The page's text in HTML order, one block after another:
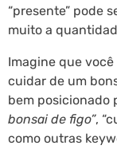
“presente” pode
muito a
Imagine que
cuidar de um
bem posicionado
bonsai de figo”,
como outras